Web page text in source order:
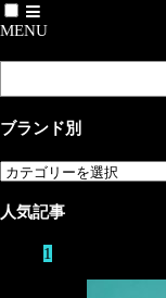
MENU
ブランド別
ブ
ン
人気記事
1
Carhartt
ボコレクシ